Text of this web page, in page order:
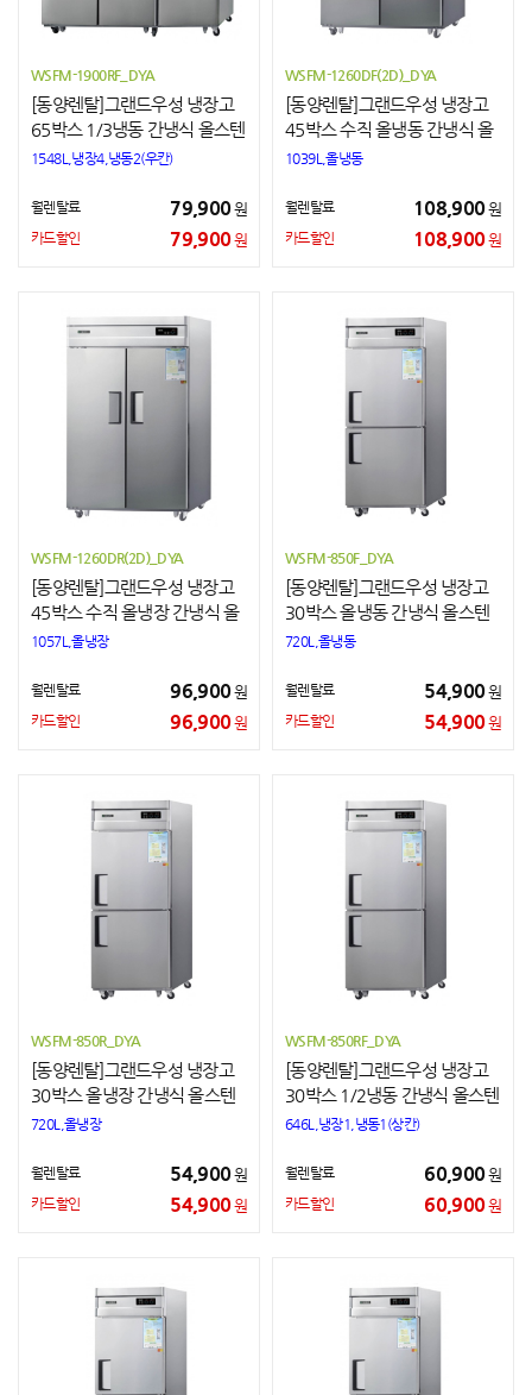
WSFM-1900RF_DYA
[동양렌탈]그랜드우성 냉장고
65박스 1/3냉동 간냉식 올스텐
1548L,냉장4,냉동2(우칸)
월렌탈료 79,900원
카드할인 79,900원
WSFM-1260DF(2D)_DYA
[동양렌탈]그랜드우성 냉장고
45박스 수직 올냉동 간냉식 올
스텐
1039L,올냉동
월렌탈료 108,900원
카드할인 108,900원
WSFM-1260DR(2D)_DYA
[동양렌탈]그랜드우성 냉장고
45박스 수직 올냉장 간냉식 올
스텐
1057L,올냉장
월렌탈료 96,900원
카드할인 96,900원
WSFM-850F_DYA
[동양렌탈]그랜드우성 냉장고
30박스 올냉동 간냉식 올스텐
720L,올냉동
월렌탈료 54,900원
카드할인 54,900원
WSFM-850R_DYA
[동양렌탈]그랜드우성 냉장고
30박스 올냉장 간냉식 올스텐
720L,올냉장
월렌탈료 54,900원
카드할인 54,900원
WSFM-850RF_DYA
[동양렌탈]그랜드우성 냉장고
30박스 1/2냉동 간냉식 올스텐
646L,냉장1,냉동1(상칸)
월렌탈료 60,900원
카드할인 60,900원